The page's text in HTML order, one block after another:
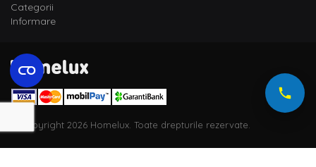
Categorii
Informare
© Copyright 2026 Homelux. Toate drepturile rezervate.